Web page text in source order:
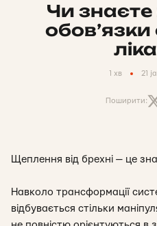
Чи знаєте
обов’язки
1 хв 21
Поширити:
Щеплення від брехні — це
Навколо трансформації
відбувається стільки